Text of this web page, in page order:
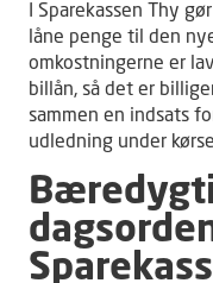
I Sparekassen Thy
låne penge til den
omkostningerne er
billån, så det er
sammen en indsats
udledning under